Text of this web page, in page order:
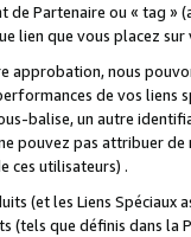
Partenaire ou « tag
lien que vous placez
approbation, nous
de vos liens
balise, un autre
pouvez pas attribuer
ces utilisateurs) .
(et les Liens
(tels que définis dans